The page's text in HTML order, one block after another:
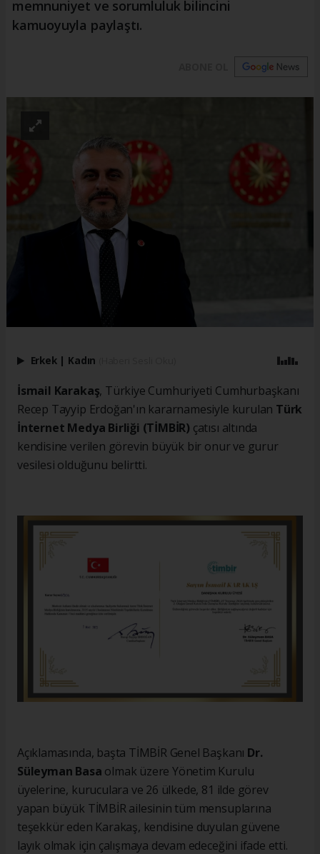
memnuniyet ve sorumluluk bilincini
kamuoyuyla paylaştı.
Erkek | Kadın
İsmail Karakaş, Türkiye Cumhuriyeti Cumhurbaşkanı
Recep Tayyip Erdoğan'ın kararnamesiyle kurulan Türk
İnternet Medya Birliği (TİMBİR) çatısı altında
kendisine verilen görevin büyük bir onur ve gurur
vesilesi olduğunu belirtti.
Açıklamasında, başta TİMBİR Genel Başkanı Dr.
Süleyman Basa olmak üzere Yönetim Kurulu
üyelerine, kuruculara ve 26 ülkede, 81 ilde görev
yapan büyük TİMBİR ailesinin tüm mensuplarına
teşekkür eden Karakaş, kendisine duyulan güvene
layık olmak için çalışmaya devam edeceğini ifade etti.